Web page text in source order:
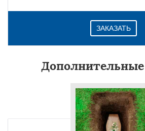
ЗАКАЗАТЬ
Дополнительные